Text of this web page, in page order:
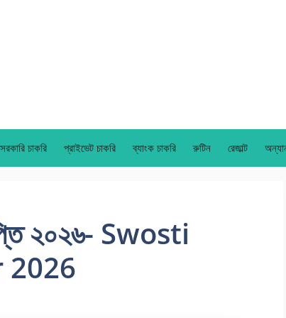
সরকারি চাকরি প্রাইভেট চাকরি ব্যাংক চাকরি রুটিন রেজাল্ট
২০২৬- Swosti
2026